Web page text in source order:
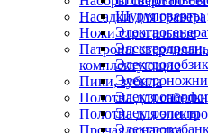
Насадки для гравера
Ножи строгальные
Патроны
комплектующие
Пики, зубила
Полотна для
Полотна для
Прочая оснастка
Шуруповерты
Электропилы